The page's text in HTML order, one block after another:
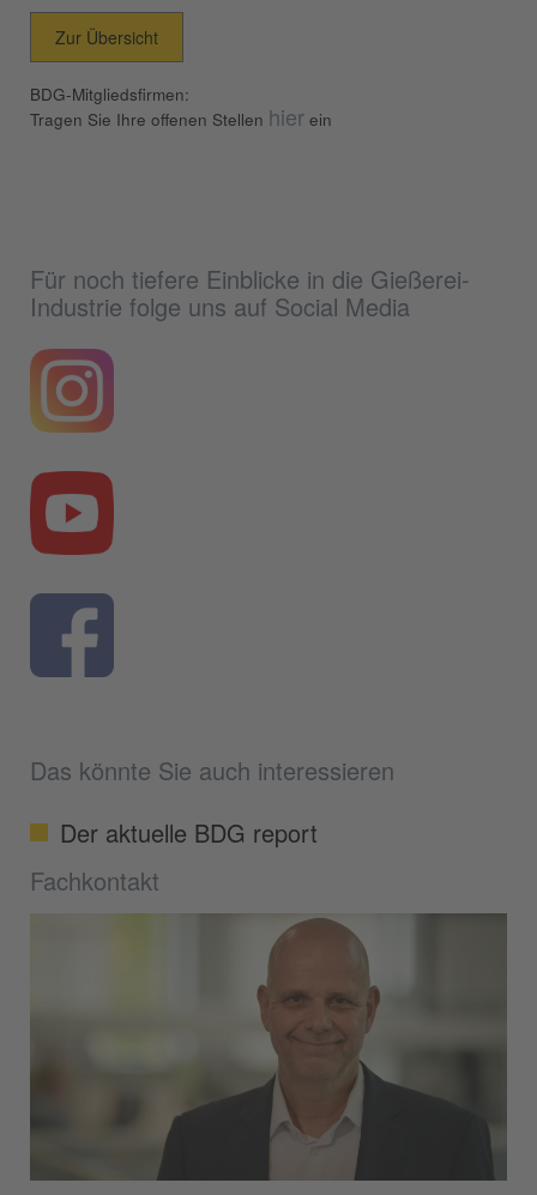
Zur Übersicht
BDG-Mitgliedsfirmen:
Tragen Sie Ihre offenen Stellen hier ein
Für noch tiefere Einblicke in die Gießerei-
Industrie folge uns auf Social Media
Das könnte Sie auch interessieren
Der aktuelle BDG report
Fachkontakt